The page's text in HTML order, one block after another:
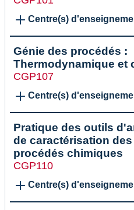
Centre(s)
Génie des procédés :
Thermodynamique et
CGP107
Centre(s)
Pratique des outils
de caractérisation des
procédés chimiques
CGP110
Centre(s)